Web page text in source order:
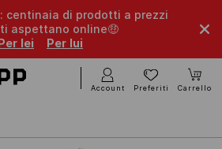
centinaia di prodotti a prezzi
aspettano online🤑
lei
Per lui
Account Preferiti Carrello